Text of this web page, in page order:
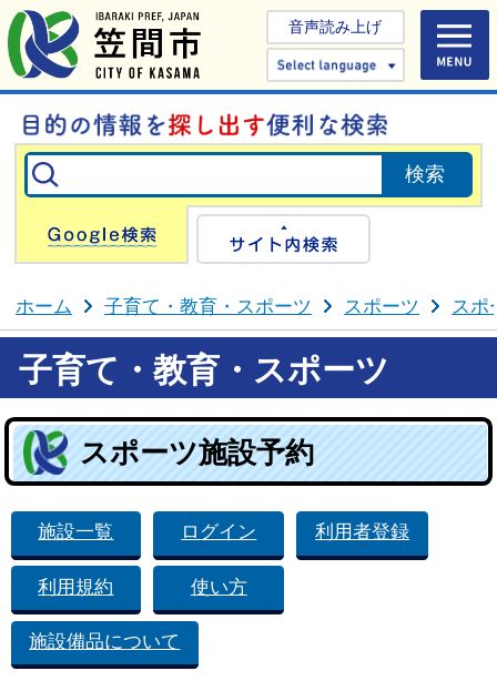
音声読み上げ
Select
Google検索
ホーム 子育て・教育・スポーツ スポーツ スポ
子育て・教育・スポーツ
スポーツ施設予約
施設一覧 ログイン 利用者登録
利用規約 使い方
施設備品について